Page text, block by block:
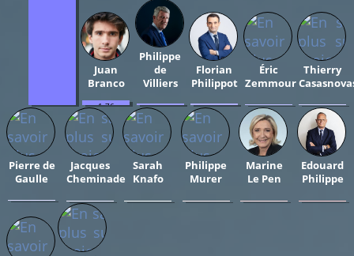
Juan
Branco
1.76
%
(14)
Philippe
de
Villiers
0.75
(6)
Florian
Philippot
0.5
(4)
Éric
Zemmour
0.38
%
(3)
Thierry
0.25
%
(2)
Pierre de
Gaulle
0.25
%
(2)
Jacques
Cheminade
0.13
%
(1)
Sarah
Knafo
0.13
Philippe
Murer
0.13
Marine
Le Pen
0.13
Edouard
Philippe
0.13